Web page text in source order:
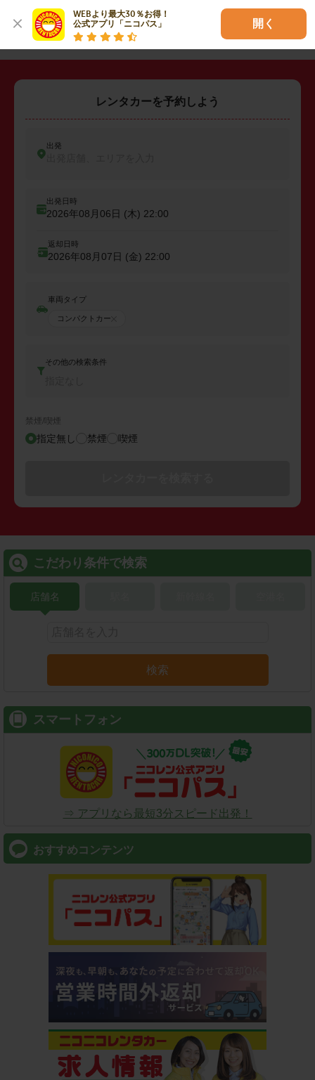
WEBより最大30％お得！
公式アプリ「ニコパス」
開く
・ 糟屋郡粕屋町
レンタカーを予約しよう
出発
出発日時
2026年08月06日 (木) 22:00
返却日時
2026年08月07日 (金) 22:00
車両タイプ
コンパクトカー
その他の検索条件
禁煙/喫煙
指定無し 禁煙 喫煙
こだわり条件で検索
店舗名
検索
スマートフォン
⇒ アプリなら最短3分スピード出発！
おすすめコンテンツ